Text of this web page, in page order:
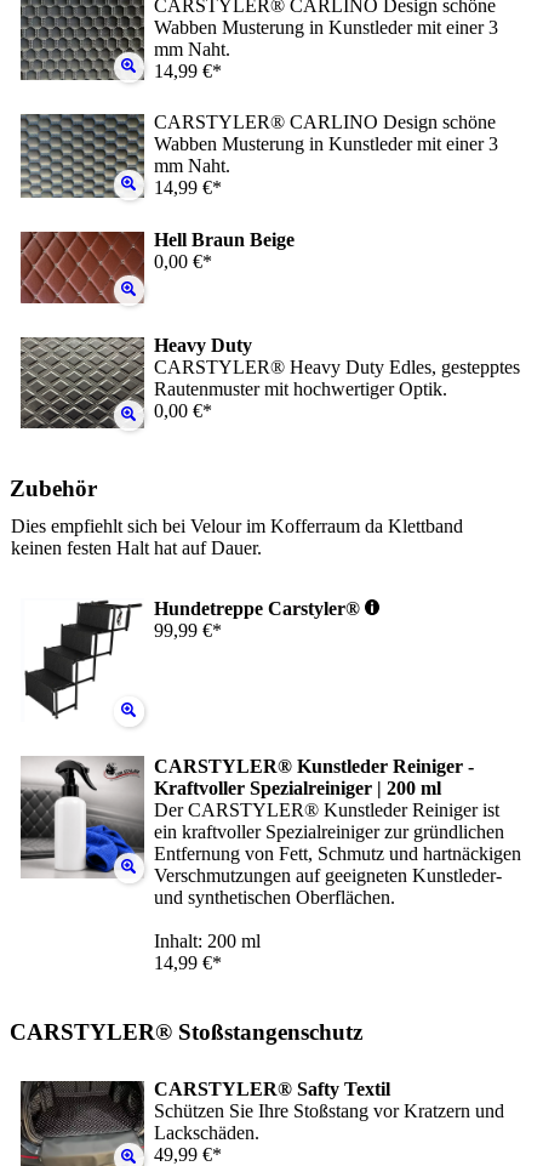
CARSTYLER® CARLINO Design schöne
Wabben Musterung in Kunstleder mit einer 3
mm Naht.
14,99 €*
CARSTYLER® CARLINO Design schöne
Wabben Musterung in Kunstleder mit einer 3
mm Naht.
14,99 €*
Hell Braun Beige
0,00 €*
Heavy Duty
CARSTYLER® Heavy Duty Edles, gestepptes
Rautenmuster mit hochwertiger Optik.
0,00 €*
Zubehör
Dies empfiehlt sich bei Velour im Kofferraum da Klettband
keinen festen Halt hat auf Dauer.
Hundetreppe Carstyler®
99,99 €*
CARSTYLER® Kunstleder Reiniger -
Kraftvoller Spezialreiniger | 200 ml
Der CARSTYLER® Kunstleder Reiniger ist
ein kraftvoller Spezialreiniger zur gründlichen
Entfernung von Fett, Schmutz und hartnäckigen
Verschmutzungen auf geeigneten Kunstleder-
und synthetischen Oberflächen.
Inhalt: 200 ml
14,99 €*
CARSTYLER® Stoßstangenschutz
CARSTYLER® Safty Textil
Schützen Sie Ihre Stoßstang vor Kratzern und
Lackschäden.
49,99 €*